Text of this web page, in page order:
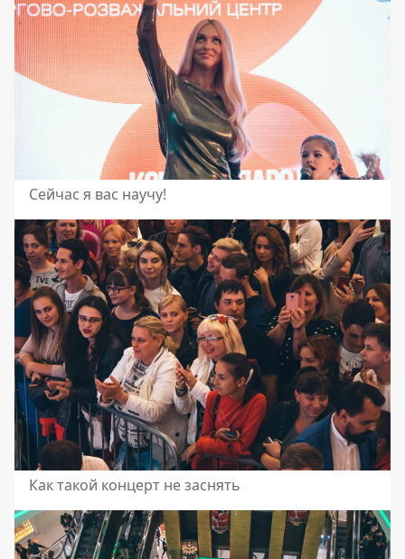
Сейчас я вас научу!
Как такой концерт не заснять